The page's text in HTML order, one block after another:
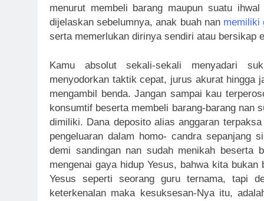
menurut membeli barang maupun suatu
dijelaskan sebelumnya, anak buah nan memiliki
serta memerlukan dirinya sendiri atau bersikap
Kamu absolut sekali-sekali menyadari
menyodorkan taktik cepat, jurus akurat hingga
mengambil benda. Jangan sampai kau
konsumtif beserta membeli barang-barang nan
dimiliki. Dana deposito alias anggaran
pengeluaran dalam homo- candra sepanjang
demi sandingan nan sudah menikah beserta
mengenai gaya hidup Yesus, bahwa kita
Yesus seperti seorang guru ternama, tapi
keterkenalan maka kesuksesan-Nya itu,